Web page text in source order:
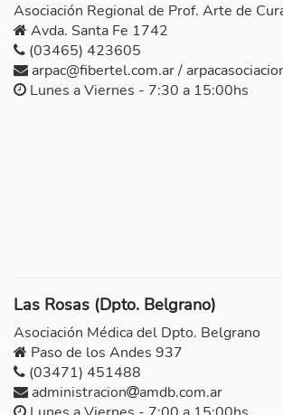
Asociación Regional de Prof. Arte de
Avda. Santa Fe 1742
(03465) 423605
arpac@fibertel.com.ar /
Lunes a Viernes - 7:30 a 15:00hs
Las Rosas (Dpto. Belgrano)
Asociación Médica del Dpto. Belgrano
Paso de los Andes 937
(03471) 451488
administracion
amdb.com.ar